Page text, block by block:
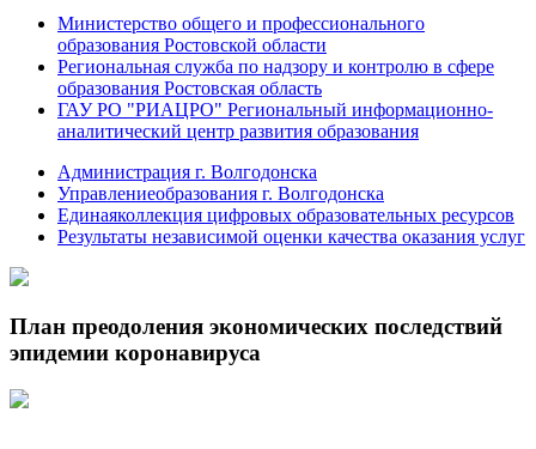
Министерство общего и профессионального
образования Ростовской области
Региональная служба по надзору и контролю в сфере
образования Ростовская область
ГАУ РО "РИАЦРО" Региональный информационно-
аналитический центр развития образования
Администрация г. Волгодонска
Управлениеобразования г. Волгодонска
Единаяколлекция цифровых образовательных ресурсов
Результаты независимой оценки качества оказания услуг
План преодоления экономических последствий
эпидемии коронавируса